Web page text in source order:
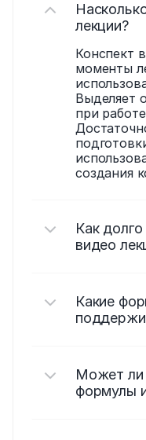
лекции?
Конспект
моменты
Выделяет
при
создания
Как
видео
Какие
Может ли
формулы